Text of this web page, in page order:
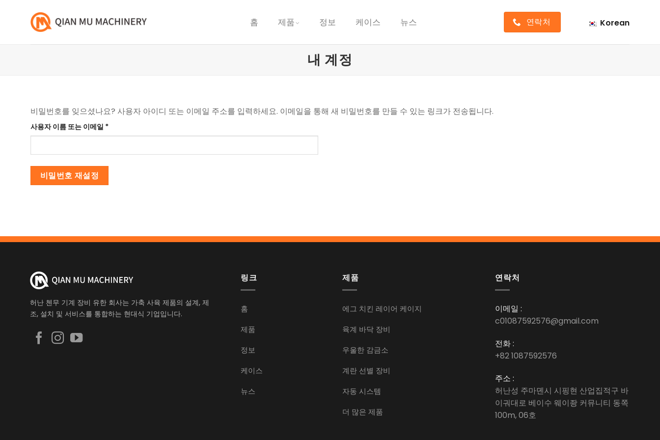
홈 제품 정보 케이스 뉴스 연락처 Korean
내 계정
비밀번호를 잊으셨나요? 사용자 아이디 또는 이메일 주소를 입력하세요. 이메일을 통해 새 비밀번호를 만들 수 있는 링크가 전송됩니다.
사용자 이름 또는 이메일 *필
수
비밀번호 재설정
허난 첸무 기계 장비 유한 회사는 가축 사육 제품의 설계, 제
조, 설치 및 서비스를 통합하는 현대식 기업입니다.
링크
홈
제품
정보
케이스
뉴스
제품
에그 치킨 레이어 케이지
육계 바닥 장비
우울한 감금소
계란 선별 장비
자동 시스템
더 많은 제품
연락처
이메일 :
c01087592576@gmail.com
전화 :
+82 1087592576
주소 :
허난성 주마뎬시 시핑현 산업집적구 바
이궈대로 베이수 웨이좡 커뮤니티 동쪽
100m, 06호